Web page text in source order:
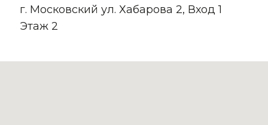
г. Московский ул. Хабарова 2, Вход 1
Этаж 2